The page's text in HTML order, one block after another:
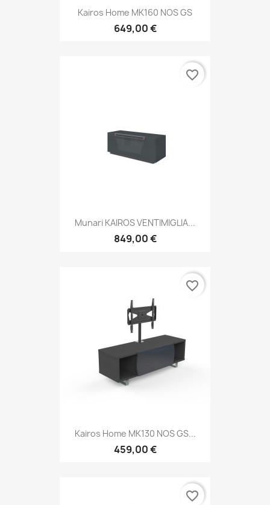
Kairos Home MK160 NOS GS
649,00 €
Munari KAIROS VENTIMIGLIA...
849,00 €
favorite_border
Kairos Home MK130 NOS GS...
459,00 €
favorite_border
favorite_border